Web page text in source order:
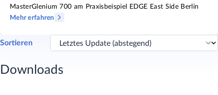
MasterGlenium 700 am Praxisbeispiel EDGE East Side Berlin
Mehr erfahren
Sortieren
Downloads